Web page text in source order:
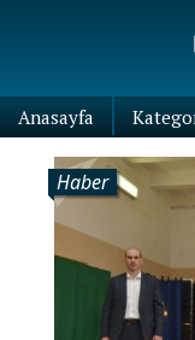
Anasayfa
Haber